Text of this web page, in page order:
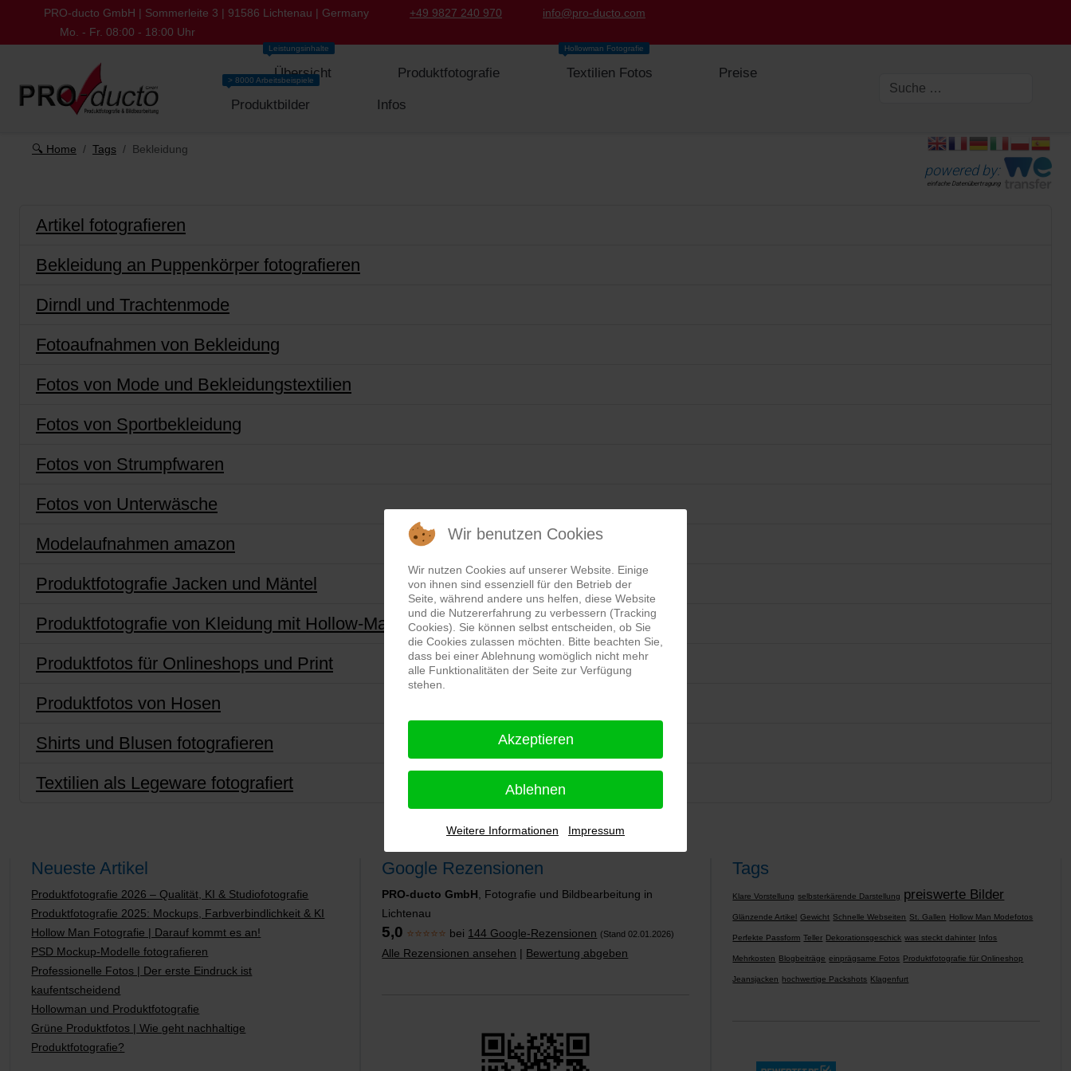
PRO-ducto GmbH | Sommerleite 3 | 91586 Lichtenau | Germany +49 9827 240 970
info@pro-ducto.com
Mo. - Fr. 08:00 - 18:00 Uhr
Übersicht
Leistungsinhalte
Produktfotografie Textilien Fotos
Hollowman Fotografie
Preise
Produktbilder
> 8000 Arbeitsbeispiele
Infos
🔍 Home Tags Bekleidung
powered by:
einfache Datenübertragung
Artikel fotografieren
Bekleidung an Puppenkörper fotografieren
Dirndl und Trachtenmode
Fotoaufnahmen von Bekleidung
Fotos von Mode und Bekleidungstextilien
Fotos von Sportbekleidung
Fotos von Strumpfwaren
Fotos von Unterwäsche
Modelaufnahmen amazon
Produktfotografie Jacken und Mäntel
Produktfotografie von Kleidung mit Hollow-Man Darstellung
Produktfotos für Onlineshops und Print
Produktfotos von Hosen
Shirts und Blusen fotografieren
Textilien als Legeware fotografiert
Neueste Artikel
Produktfotografie 2026 – Qualität, KI & Studiofotografie
Produktfotografie 2025: Mockups, Farbverbindlichkeit & KI
Hollow Man Fotografie | Darauf kommt es an!
PSD Mockup-Modelle fotografieren
Professionelle Fotos | Der erste Eindruck ist
kaufentscheidend
Hollowman und Produktfotografie
Grüne Produktfotos | Wie geht nachhaltige
Produktfotografie?
Google Rezensionen
PRO-ducto GmbH, Fotografie und Bildbearbeitung in
Lichtenau
5,0 ⭐⭐⭐⭐⭐ bei 144 Google-Rezensionen (Stand 02.01.2026)
Alle Rezensionen ansehen | Bewertung abgeben
Tags
Klare Vorstellung selbsterkärende Darstellung preiswerte Bilder
Glänzende Artikel Gewicht Schnelle Webseiten St. Gallen Hollow Man Modefotos
Perfekte Passform Teller Dekorationsgeschick was steckt dahinter Infos
Mehrkosten Blogbeiträge einprägsame Fotos Produktfotografie für Onlineshop
Jeansjacken hochwertige Packshots Klagenfurt
Wir benutzen Cookies
Wir nutzen Cookies auf unserer Website. Einige
von ihnen sind essenziell für den Betrieb der
Seite, während andere uns helfen, diese Website
und die Nutzererfahrung zu verbessern (Tracking
Cookies). Sie können selbst entscheiden, ob Sie
die Cookies zulassen möchten. Bitte beachten Sie,
dass bei einer Ablehnung womöglich nicht mehr
alle Funktionalitäten der Seite zur Verfügung
stehen.
Akzeptieren
Ablehnen
Weitere Informationen Impressum